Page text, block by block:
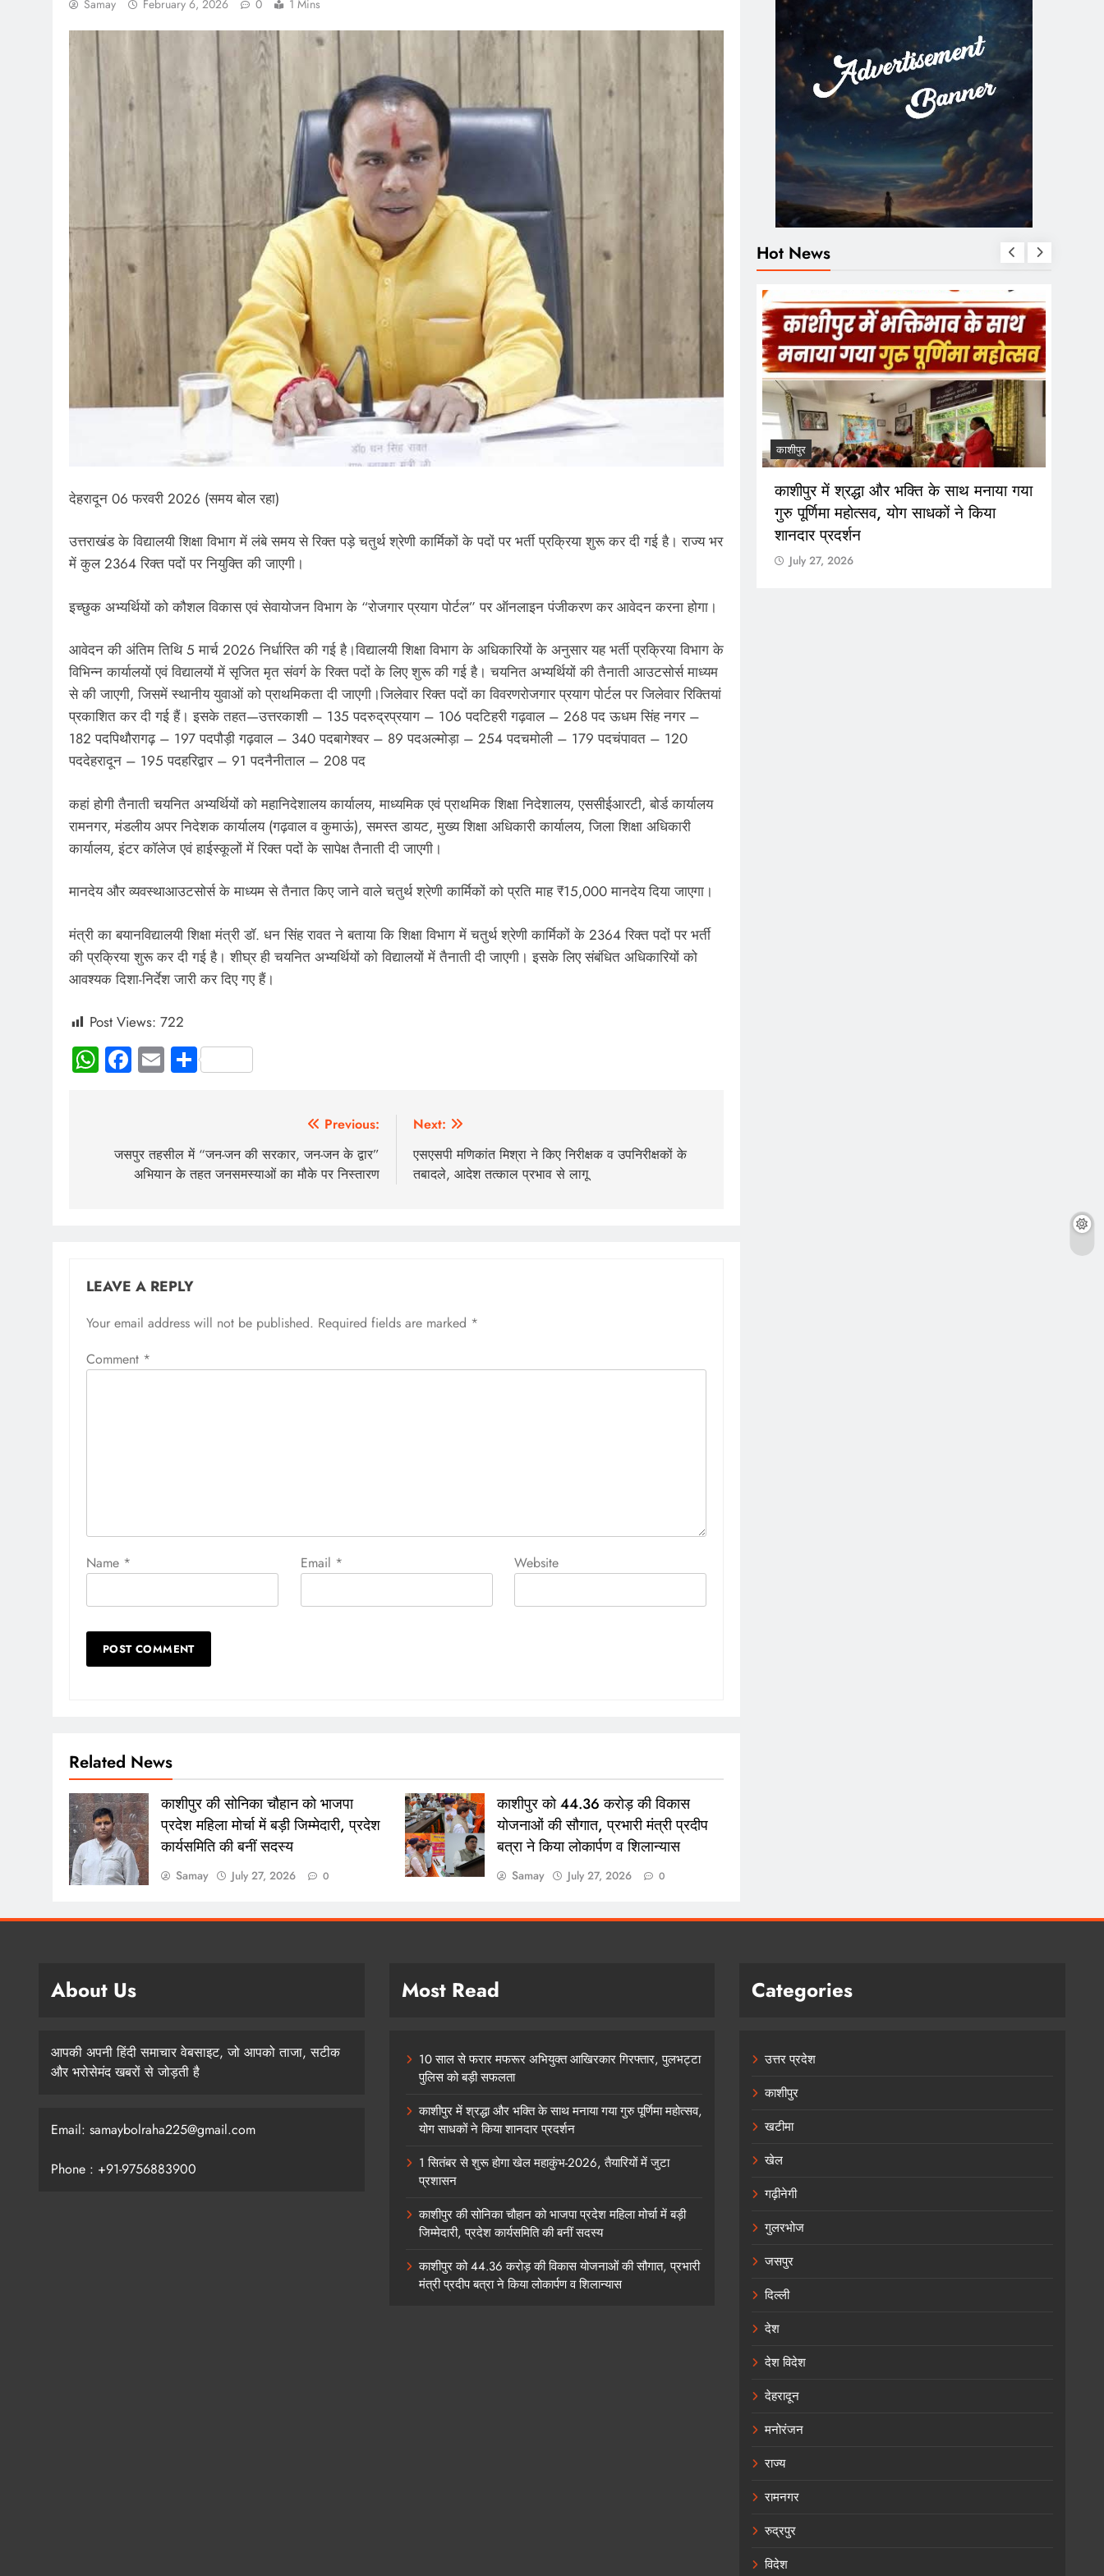
Samay February 6, 2026 0 1 Mins
देहरादून 06 फरवरी 2026 (समय बोल रहा)
उत्तराखंड के विद्यालयी शिक्षा विभाग में लंबे समय से रिक्त पड़े चतुर्थ श्रेणी कार्मिकों के पदों पर भर्ती प्रक्रिया शुरू कर दी गई है। राज्य भर
में कुल 2364 रिक्त पदों पर नियुक्ति की जाएगी।
इच्छुक अभ्यर्थियों को कौशल विकास एवं सेवायोजन विभाग के “रोजगार प्रयाग पोर्टल” पर ऑनलाइन पंजीकरण कर आवेदन करना होगा।
आवेदन की अंतिम तिथि 5 मार्च 2026 निर्धारित की गई है।विद्यालयी शिक्षा विभाग के अधिकारियों के अनुसार यह भर्ती प्रक्रिया विभाग के
विभिन्न कार्यालयों एवं विद्यालयों में सृजित मृत संवर्ग के रिक्त पदों के लिए शुरू की गई है। चयनित अभ्यर्थियों की तैनाती आउटसोर्स माध्यम
से की जाएगी, जिसमें स्थानीय युवाओं को प्राथमिकता दी जाएगी।जिलेवार रिक्त पदों का विवरणरोजगार प्रयाग पोर्टल पर जिलेवार रिक्तियां
प्रकाशित कर दी गई हैं। इसके तहत—उत्तरकाशी – 135 पदरुद्रप्रयाग – 106 पदटिहरी गढ़वाल – 268 पद ऊधम सिंह नगर –
182 पदपिथौरागढ़ – 197 पदपौड़ी गढ़वाल – 340 पदबागेश्वर – 89 पदअल्मोड़ा – 254 पदचमोली – 179 पदचंपावत – 120
पददेहरादून – 195 पदहरिद्वार – 91 पदनैनीताल – 208 पद
कहां होगी तैनाती चयनित अभ्यर्थियों को महानिदेशालय कार्यालय, माध्यमिक एवं प्राथमिक शिक्षा निदेशालय, एससीईआरटी, बोर्ड कार्यालय
रामनगर, मंडलीय अपर निदेशक कार्यालय (गढ़वाल व कुमाऊं), समस्त डायट, मुख्य शिक्षा अधिकारी कार्यालय, जिला शिक्षा अधिकारी
कार्यालय, इंटर कॉलेज एवं हाईस्कूलों में रिक्त पदों के सापेक्ष तैनाती दी जाएगी।
मानदेय और व्यवस्थाआउटसोर्स के माध्यम से तैनात किए जाने वाले चतुर्थ श्रेणी कार्मिकों को प्रति माह ₹15,000 मानदेय दिया जाएगा।
मंत्री का बयानविद्यालयी शिक्षा मंत्री डॉ. धन सिंह रावत ने बताया कि शिक्षा विभाग में चतुर्थ श्रेणी कार्मिकों के 2364 रिक्त पदों पर भर्ती
की प्रक्रिया शुरू कर दी गई है। शीघ्र ही चयनित अभ्यर्थियों को विद्यालयों में तैनाती दी जाएगी। इसके लिए संबंधित अधिकारियों को
आवश्यक दिशा-निर्देश जारी कर दिए गए हैं।
Post Views: 722
WhatsApp
Facebook
EmailShare
Previous:
जसपुर तहसील में “जन-जन की सरकार, जन-जन के द्वार”
अभियान के तहत जनसमस्याओं का मौके पर निस्तारण
Next:
एसएसपी मणिकांत मिश्रा ने किए निरीक्षक व उपनिरीक्षकों के
तबादले, आदेश तत्काल प्रभाव से लागू
LEAVE A REPLY
Your email address will not be published. Required fields are marked *
Comment *
Name * Email * Website
Related News
काशीपुर की सोनिका चौहान को भाजपा
प्रदेश महिला मोर्चा में बड़ी जिम्मेदारी, प्रदेश
कार्यसमिति की बनीं सदस्य
Samay July 27, 2026 0
काशीपुर को 44.36 करोड़ की विकास
योजनाओं की सौगात, प्रभारी मंत्री प्रदीप
बत्रा ने किया लोकार्पण व शिलान्यास
Samay July 27, 2026 0
Hot News
July 27, 2026
काशीपुर
काशीपुर में श्रद्धा और भक्ति के साथ मनाया गया
गुरु पूर्णिमा महोत्सव, योग साधकों ने किया
शानदार प्रदर्शन
July 27, 2026
About Us
आपकी अपनी हिंदी समाचार वेबसाइट, जो आपको ताजा, सटीक
और भरोसेमंद खबरों से जोड़ती है
Email: samaybolraha225@gmail.com
Phone : +91-9756883900
Most Read
10 साल से फरार मफरूर अभियुक्त आखिरकार गिरफ्तार, पुलभट्टा
पुलिस को बड़ी सफलता
काशीपुर में श्रद्धा और भक्ति के साथ मनाया गया गुरु पूर्णिमा महोत्सव,
योग साधकों ने किया शानदार प्रदर्शन
1 सितंबर से शुरू होगा खेल महाकुंभ-2026, तैयारियों में जुटा
प्रशासन
काशीपुर की सोनिका चौहान को भाजपा प्रदेश महिला मोर्चा में बड़ी
जिम्मेदारी, प्रदेश कार्यसमिति की बनीं सदस्य
काशीपुर को 44.36 करोड़ की विकास योजनाओं की सौगात, प्रभारी
मंत्री प्रदीप बत्रा ने किया लोकार्पण व शिलान्यास
Categories
उत्तर प्रदेश
काशीपुर
खटीमा
खेल
गढ़ीनेगी
गुलरभोज
जसपुर
दिल्ली
देश
देश विदेश
देहरादून
मनोरंजन
राज्य
रामनगर
रुद्रपुर
विदेश